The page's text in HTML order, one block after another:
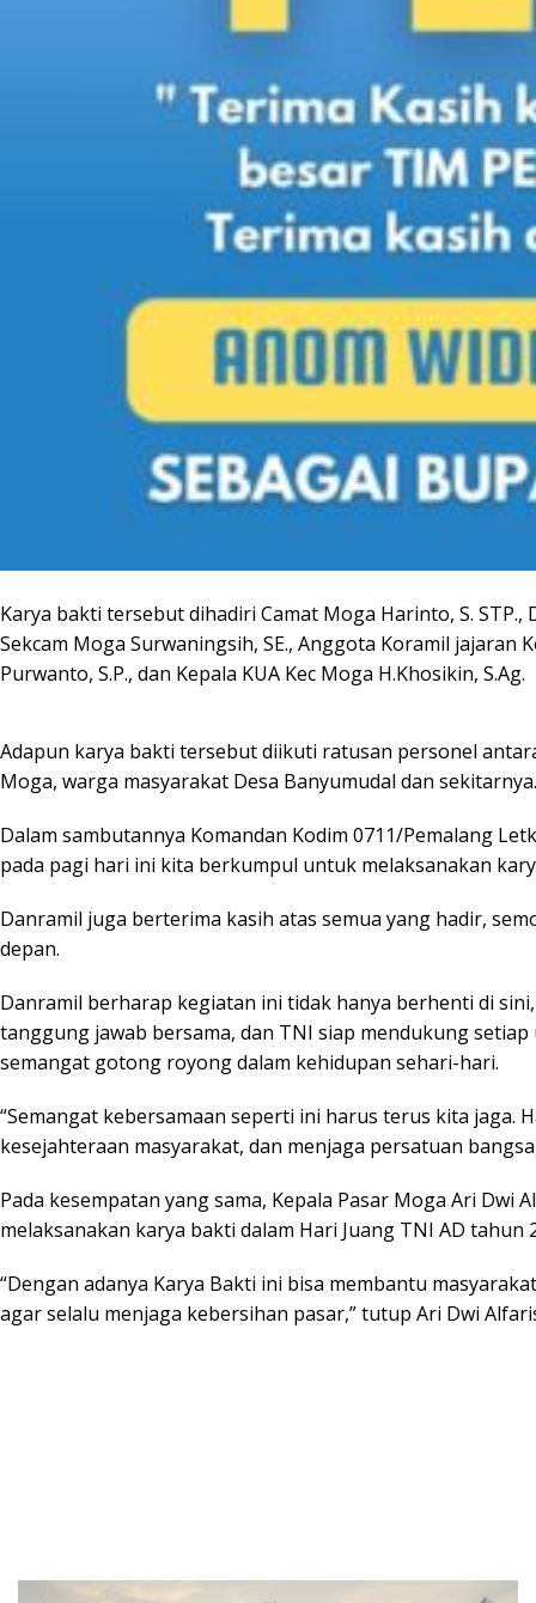
Karya bakti tersebut dihadiri Camat Moga Harinto, S.
Sekcam Moga Surwaningsih, SE., Anggota Koramil jajaran
Purwanto, S.P., dan Kepala KUA Kec Moga H.Khosikin, S.Ag.
Adapun karya bakti tersebut diikuti ratusan personel
Moga, warga masyarakat Desa Banyumudal dan sekitarnya.
Dalam sambutannya Komandan Kodim 0711/Pemalang
pada pagi hari ini kita berkumpul untuk melaksanakan
Danramil juga berterima kasih atas semua yang hadir,
depan.
Danramil berharap kegiatan ini tidak hanya berhenti di
tanggung jawab bersama, dan TNI siap mendukung
semangat gotong royong dalam kehidupan sehari-hari.
“Semangat kebersamaan seperti ini harus terus kita jaga.
kesejahteraan masyarakat, dan menjaga persatuan
Pada kesempatan yang sama, Kepala Pasar Moga Ari Dwi
melaksanakan karya bakti dalam Hari Juang TNI AD tahun
“Dengan adanya Karya Bakti ini bisa membantu
agar selalu menjaga kebersihan pasar,” tutup Ari Dwi